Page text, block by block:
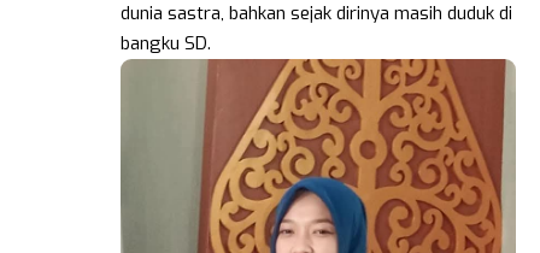
dunia sastra, bahkan sejak dirinya masih duduk di
bangku SD.